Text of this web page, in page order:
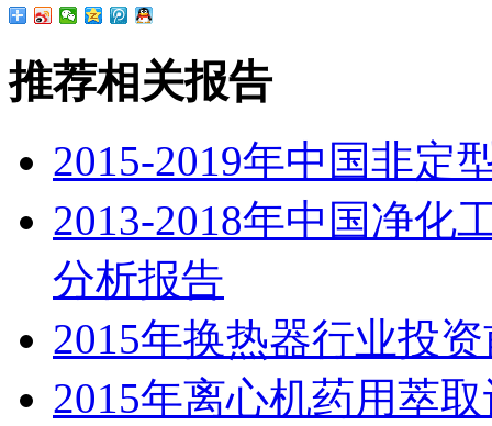
推荐相关报告
2015-2019年中国非定
2013-2018年中国净化
分析报告
2015年换热器行业投
2015年离心机药用萃